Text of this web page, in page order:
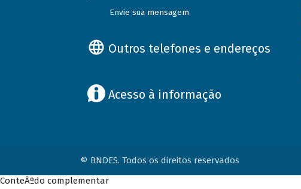
Envie sua mensagem
Outros telefones e endereços
Acesso à informação
© BNDES. Todos os direitos reservados
ConteÃºdo complementar